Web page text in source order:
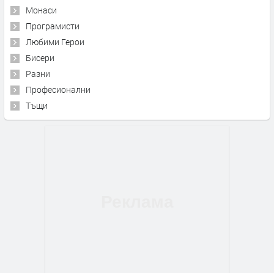
Монаси
Програмисти
Любими Герои
Бисери
Разни
Професионални
Тъщи